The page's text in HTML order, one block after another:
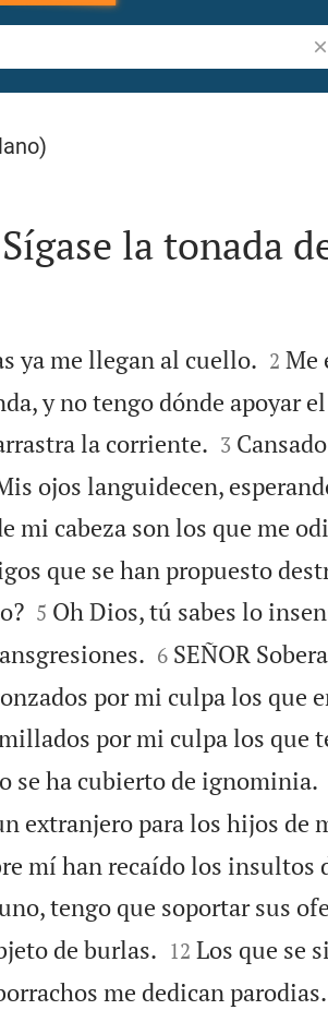
la tonada
ya me llegan al cuello.
2 Me
y no tengo dónde apoyar
la corriente.
3
ojos languidecen,
mi cabeza son los que me
que se han propuesto

5 Oh Dios, tú sabes lo

6 SEÑOR
por mi culpa los que
por mi culpa los que
ha cubierto de ignominia.
extranjero para los hijos de
mí han recaído los insultos
tengo que soportar sus
de burlas.
12 Los que se
me dedican parodias.